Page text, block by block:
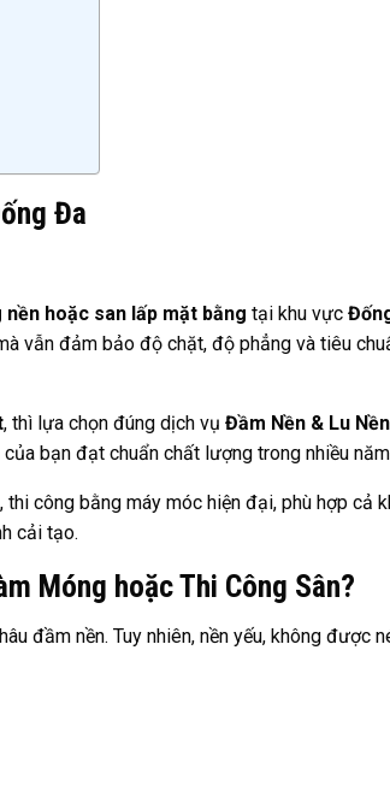
Đa
hoặc san lấp mặt bằng tại khu vực
vẫn đảm bảo độ chặt, độ phẳng và tiêu
, thì lựa chọn đúng dịch vụ Đầm Nền & Lu
bạn đạt chuẩn chất lượng trong nhiều
thi công bằng máy móc hiện đại, phù hợp cả
cải tạo.
Móng hoặc Thi Công Sân?
đầm nền. Tuy nhiên, nền yếu, không được